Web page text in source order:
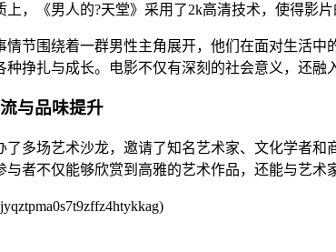
，《男人的?天堂》采用了2k高清技术，使得影
情节围绕着一群男性主角展开，他们在面对生活
种挣扎与成长。电影不仅有深刻的社会意义，还
与品味提升
了多场艺术沙龙，邀请了知名艺术家、文化学者
与者不仅能够欣赏到高雅的艺术作品，还能与艺术